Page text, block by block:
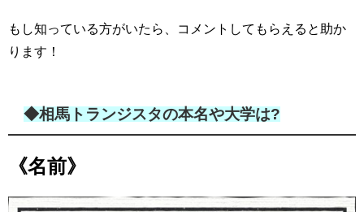
もし知っている方がいたら、コメントしてもらえると助か
ります！
◆相馬トランジスタの本名や大学は?
《名前》